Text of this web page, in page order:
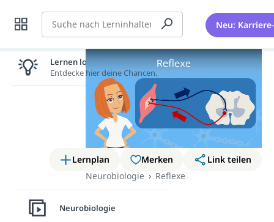
Suche Neu:
Lernplan Merken
Link teilen
Neurobiologie
Reflexe
Lernen lohnt sich!
Entdecke hier deine Chancen.
Neurobiologie